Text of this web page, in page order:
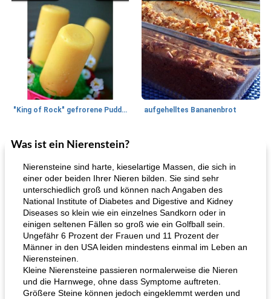
"King of Rock" gefrorene Pudding Pops aufgehelltes Bananenbrot
27min
Mittagessen / Snacks
Hühnchen, Süßkartoffelsuppe
Was ist ein Nierenstein?
Nierensteine ​​sind harte, kieselartige Massen, die sich in
einer oder beiden Ihrer Nieren bilden. Sie sind sehr
unterschiedlich groß und können nach Angaben des
National Institute of Diabetes and Digestive and Kidney
Diseases so klein wie ein einzelnes Sandkorn oder in
einigen seltenen Fällen so groß wie ein Golfball sein.
Ungefähr 6 Prozent der Frauen und 11 Prozent der
Männer in den USA leiden mindestens einmal im Leben an
Nierensteinen.
Kleine Nierensteine ​​passieren normalerweise die Nieren
und die Harnwege, ohne dass Symptome auftreten.
Größere Steine ​​können jedoch eingeklemmt werden und